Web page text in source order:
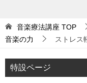
音楽療法講座 TOP
音楽の力
ストレス
特設ページ